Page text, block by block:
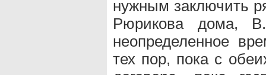
нужным заключить
Рюрикова дома,
неопределенное
тех пор, пока с